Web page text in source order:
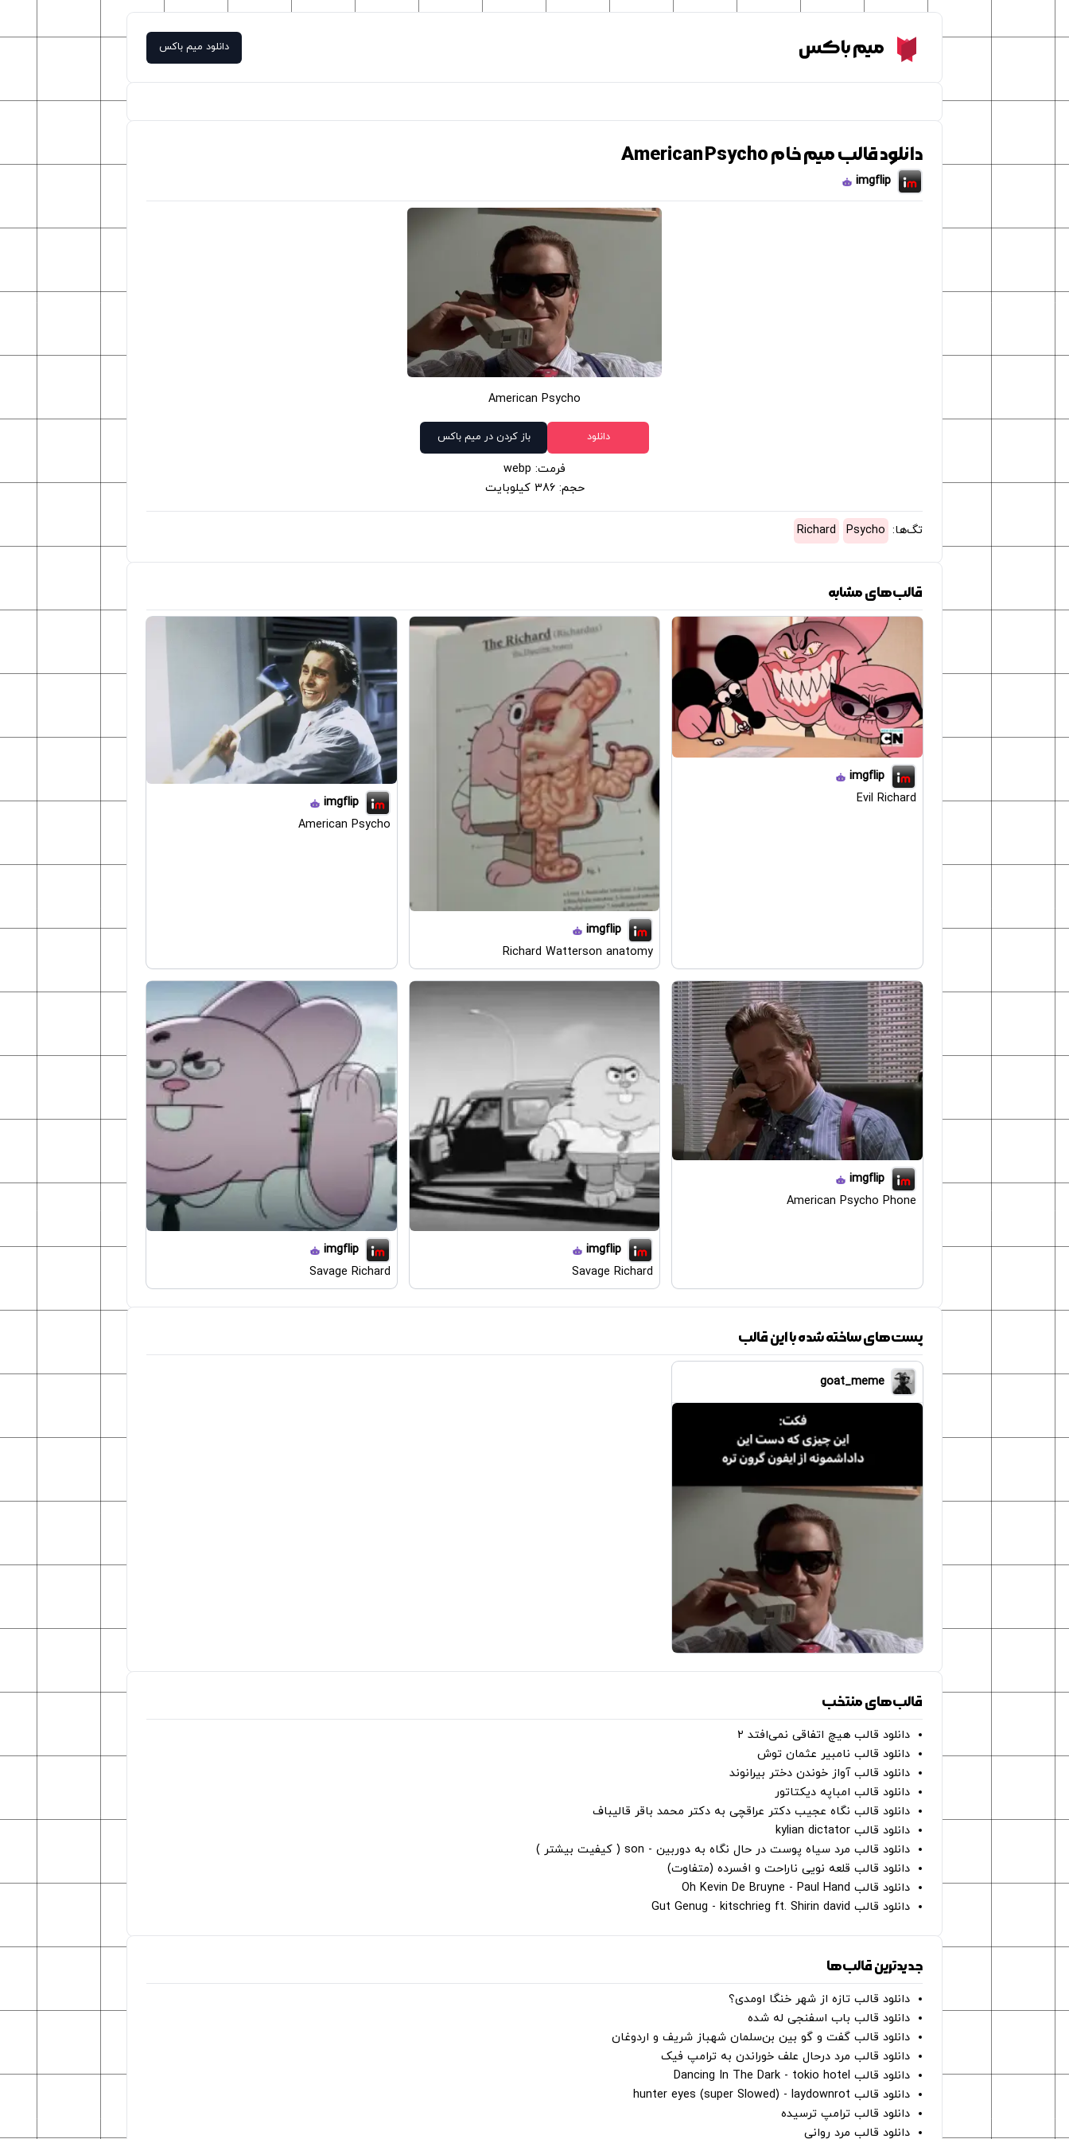
Meme Boxمیم باکس دانلود میم باکس
دانلود قالب میم خام American Psycho
imgflip
American Psycho
دانلود باز کردن در میم باکس
فرمت: webp
حجم: 386 کیلوبایت
تگ‌ها: Psycho
Richard
قالب‌های مشابه
imgflip
Evil Richard
imgflip
Richard Watterson anatomy
imgflip
American Psycho
imgflip
American Psycho Phone
imgflip
Savage Richard
imgflip
Savage Richard
پست‌های ساخته شده با این قالب
goat_meme
قالب‌های منتخب
دانلود قالب هیچ اتفاقی نمی‌افتد ۲
دانلود قالب نامبیر عثمان ‌توش
دانلود قالب آواز خوندن دختر بیرانوند
دانلود قالب امباپه دیکتاتور
دانلود قالب نگاه عجیب دکتر عراقچی به دکتر محمد باقر قالیباف
دانلود قالب kylian dictator
دانلود قالب مرد سیاه پوست در حال نگاه به دوربین - son ( کیفیت بیشتر )
دانلود قالب قلعه نویی ناراحت و افسرده (متفاوت)
دانلود قالب Oh Kevin De Bruyne - Paul Hand
دانلود قالب Gut Genug - kitschrieg ft. Shirin david
جدیدترین قالب‌ها
دانلود قالب تازه از شهر خنگا اومدی؟
دانلود قالب باب اسفنجی له شده
دانلود قالب گفت و گو بین بن‌سلمان شهباز شریف و اردوغان
دانلود قالب مرد درحال علف خوراندن به ترامپ فیک
دانلود قالب Dancing In The Dark - tokio hotel
دانلود قالب hunter eyes (super Slowed) - laydownrot
دانلود قالب ترامپ ترسیده
دانلود قالب مرد روانی